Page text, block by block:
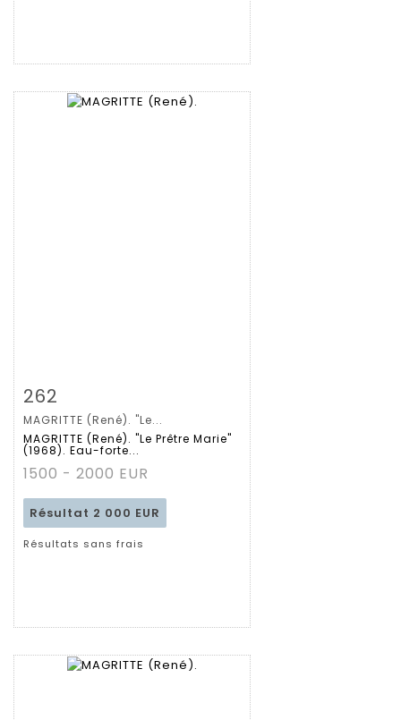
Fiche détaillée
262
MAGRITTE (René). "Le...
MAGRITTE (René). "Le Prêtre Marie"
(1968). Eau-forte...
1500 - 2000 EUR
Résultat 2 000 EUR
Résultats sans frais